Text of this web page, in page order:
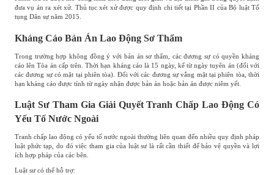
đưa vụ án ra xét xử. Thủ tục xét xử được quy định chi tiết tại Phần II của Bộ luật Tố
tụng Dân sự năm 2015.
Kháng Cáo Bản Án Lao Động Sơ Thẩm
Trong trường hợp không đồng ý với bản án sơ thẩm, các đương sự có quyền kháng
cáo lên Tòa án cấp trên. Thời hạn kháng cáo là 15 ngày, kể từ ngày tuyên án (đối với
các đương sự có mặt tại phiên tòa). Đối với các đương sự vắng mặt tại phiên tòa, thời
hạn kháng cáo được tính từ ngày nhận được bản án hoặc bản án được niêm yết.
Luật Sư Tham Gia Giải Quyết Tranh Chấp Lao Động Có
Yếu Tố Nước Ngoài
Tranh chấp lao động có yếu tố nước ngoài thường liên quan đến nhiều quy định pháp
luật phức tạp, do đó việc tham gia của luật sư là rất cần thiết để bảo vệ quyền và lợi
ích hợp pháp của các bên.
Luật sư có thể hỗ trợ: